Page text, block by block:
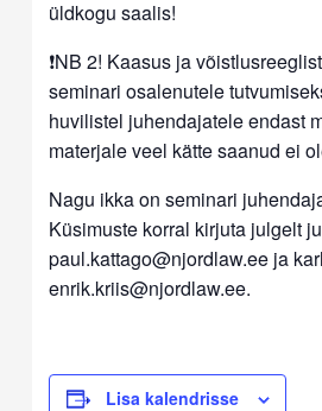
üldkogu saalis!
❗NB 2! Kaasus ja
seminari osalenutele
huvilistel juhendajatele endast
materjale veel kätte saanud ei
Nagu ikka on seminari
Küsimuste korral kirjuta julgelt
paul.kattago@njordlaw.ee ja
enrik.kriis@njordlaw.ee.
Lisa kalendrisse